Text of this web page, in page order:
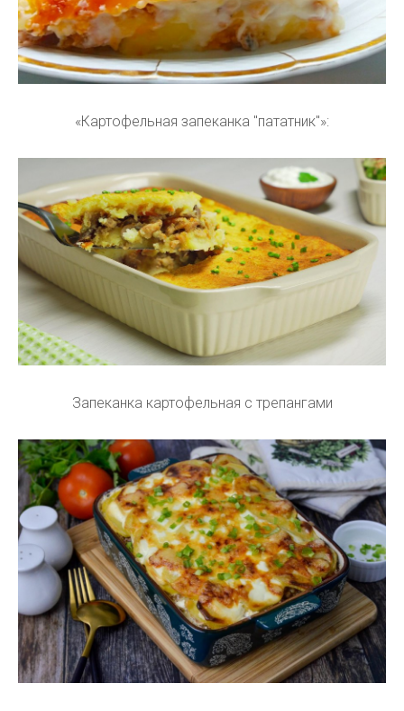
«Картофельная запеканка "пататник"»:
Запеканка картофельная с трепангами